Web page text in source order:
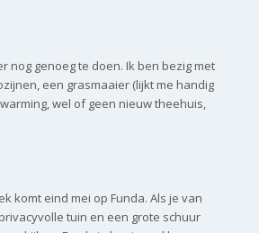
nog genoeg te doen. Ik ben bezig met
een grasmaaier (lijkt me handig
wel of geen nieuw theehuis,
komt eind mei op Funda. Als je van
tuin en een grote schuur